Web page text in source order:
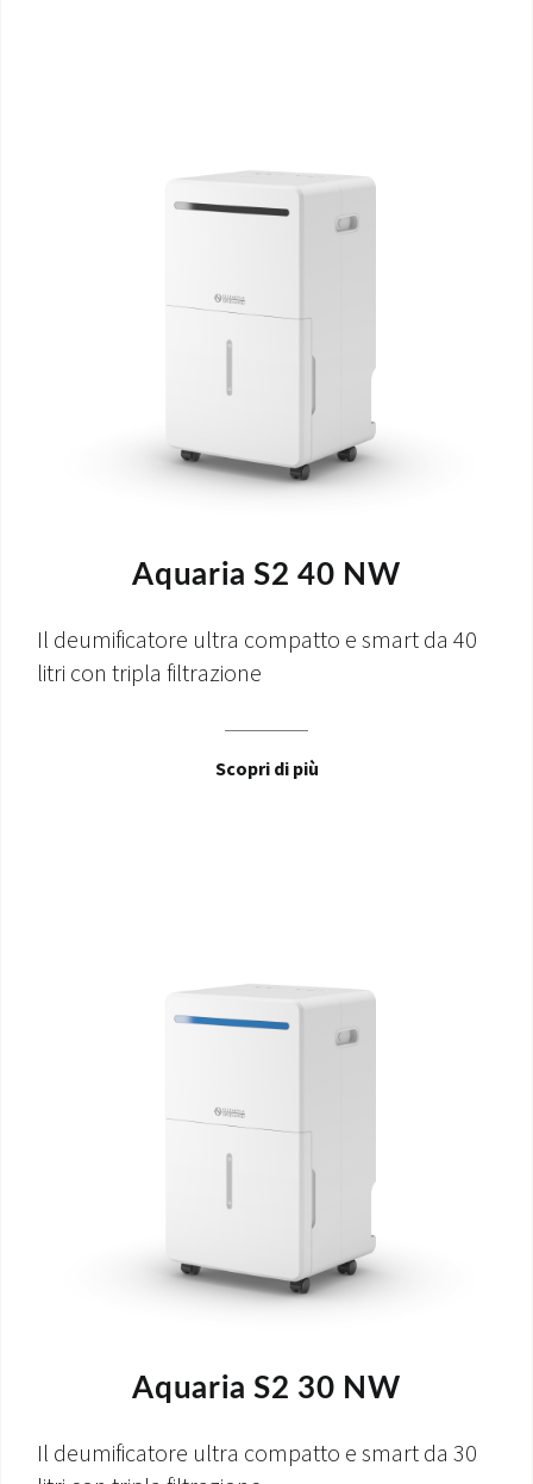
Aquaria S2 40 NW
Il deumificatore ultra compatto e smart da 40
litri con tripla filtrazione
Scopri di più
Aquaria S2 30 NW
Il deumificatore ultra compatto e smart da 30